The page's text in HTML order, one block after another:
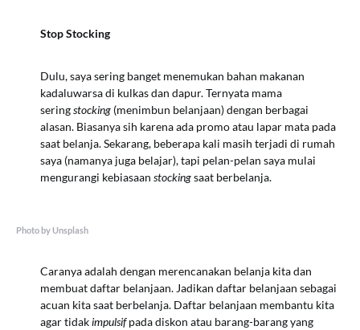
Stop Stocking
Dulu, saya sering banget menemukan bahan makanan
kadaluwarsa di kulkas dan dapur. Ternyata mama
seringstocking (menimbun belanjaan) dengan berbagai
alasan. Biasanya sih karena ada promo atau lapar mata pada
saat belanja. Sekarang, beberapa kali masih terjadi di rumah
saya (namanya juga belajar), tapi pelan-pelan saya mulai
mengurangi kebiasaan stockingsaat berbelanja.
Photo by Unsplash
Caranya adalah dengan merencanakan belanja kita dan
membuat daftar belanjaan. Jadikan daftar belanjaan sebagai
acuan kita saat berbelanja. Daftar belanjaan membantu kita
agar tidakimpulsifpada diskon atau barang-barang yang